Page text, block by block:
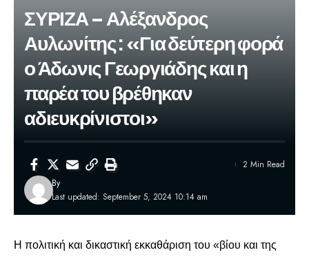
ΣΥΡΙΖΑ – Αλέξανδρος
Αυλωνίτης: «Για δεύτερη φορά
ο Άδωνις Γεωργιάδης και η
παρέα του βρέθηκαν
αδιευκρίνιστοι»
Last updated: September 5, 2024 10:14 am
By
2 Min Read
Η πολιτική και δικαστική εκκαθάριση του «βίου και της